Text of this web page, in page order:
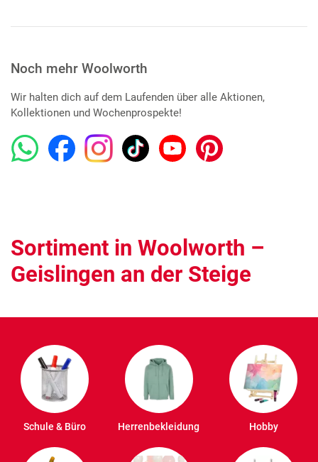
Noch mehr Woolworth
Wir halten dich auf dem Laufenden über alle Aktionen,
Kollektionen und Wochenprospekte!
Sortiment in Woolworth –
Geislingen an der Steige
Schule & Büro Herrenbekleidung Hobby